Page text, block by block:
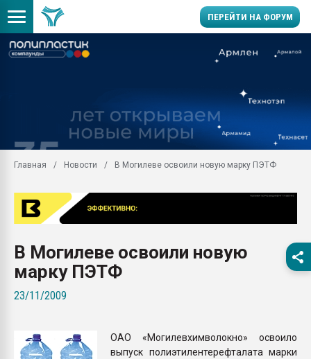
ПЕРЕЙТИ НА ФОРУМ
29.07.2026 ФРП помог
заводу пластмасс"
Помощь в подборе
Вакуум-формовочные
первый план в
пластмасс
бутылок
Главная Новости В Могилеве освоили новую марку ПЭТФ
В Могилеве освоили новую
марку ПЭТФ
23/11/2009
ОАО «Могилевхимволокно» освоило
выпуск полиэтилентерефталата марки